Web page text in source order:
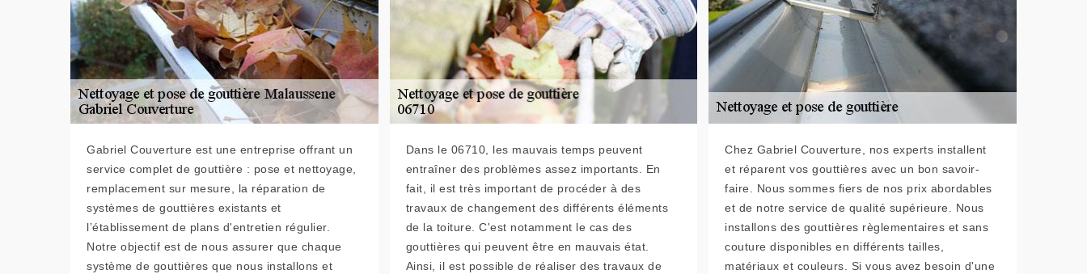
Gabriel Couverture est une entreprise offrant un
service complet de gouttière : pose et nettoyage,
remplacement sur mesure, la réparation de
systèmes de gouttières existants et
l’établissement de plans d'entretien régulier.
Notre objectif est de nous assurer que chaque
système de gouttières que nous installons et
Dans le 06710, les mauvais temps peuvent
entraîner des problèmes assez importants. En
fait, il est très important de procéder à des
travaux de changement des différents éléments
de la toiture. C'est notamment le cas des
gouttières qui peuvent être en mauvais état.
Ainsi, il est possible de réaliser des travaux de
Chez Gabriel Couverture, nos experts installent
et réparent vos gouttières avec un bon savoir-
faire. Nous sommes fiers de nos prix abordables
et de notre service de qualité supérieure. Nous
installons des gouttières règlementaires et sans
couture disponibles en différents tailles,
matériaux et couleurs. Si vous avez besoin d'une